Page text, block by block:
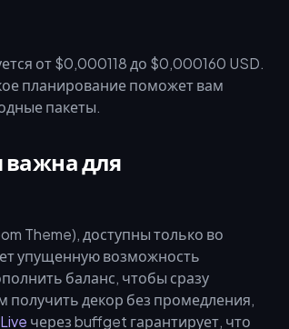
от $0,000118 до $0,000160 USD.
планирование поможет вам
пакеты.
важна для
Theme), доступны только во
упущенную возможность
баланс, чтобы сразу
декор без промедления,
через buffget гарантирует, что